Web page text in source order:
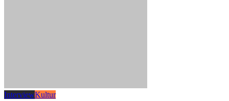
InterviewKultur